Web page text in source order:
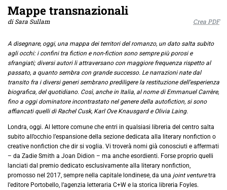
Mappe transnazionali
di Sara Sullam Crea PDF
A disegnare, oggi, una mappa dei territori del romanzo, un dato salta subito
agli occhi: i confini tra fiction e non-fiction sono sempre più porosi e
sfrangiati; diversi autori li attraversano con maggiore frequenza rispetto al
passato, a quanto sembra con grande successo. Le narrazioni nate dal
transito fra i diversi generi sembrano prediligere la restituzione dell’esperienza
biografica, del quotidiano. Così, anche in Italia, al nome di Emmanuel Carrère,
fino a oggi dominatore incontrastato nel genere della autofiction, si sono
affiancati quelli di Rachel Cusk, Karl Ove Knausgard e Olivia Laing.
Londra, oggi. Al lettore comune che entri in qualsiasi libreria del centro salta
subito all’occhio l’espansione della sezione dedicata alla literary nonfiction o
creative nonfiction che dir si voglia. Vi troverà nomi già conosciuti e affermati
– da Zadie Smith a Joan Didion – ma anche esordienti. Forse proprio quelli
lanciati dal premio dedicato esclusivamente alla literary nonfiction,
promosso nel 2017, sempre nella capitale londinese, da una joint venturetra
l’editore Portobello, l’agenzia letteraria C+W e la storica libreria Foyles.